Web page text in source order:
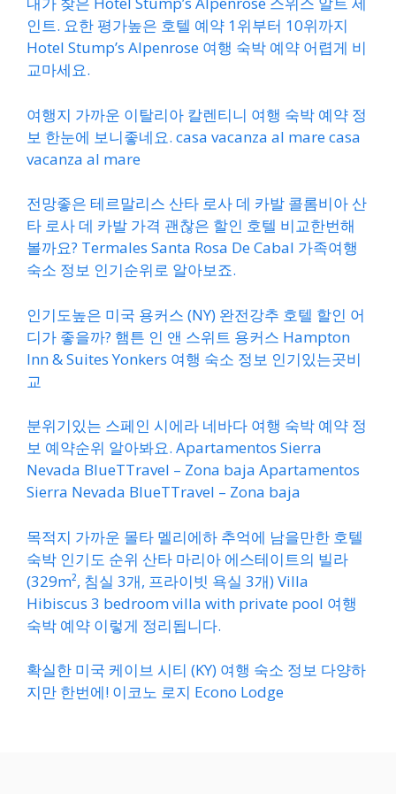
인트. 요한 평가높은 호텔 예약 1위부터 10위까지
Hotel Stump’s Alpenrose 여행 숙박 예약 어렵게 비
교마세요.
여행지 가까운 이탈리아 칼렌티니 여행 숙박 예약 정
보 한눈에 보니좋네요. casa vacanza al mare casa
vacanza al mare
전망좋은 테르말리스 산타 로사 데 카발 콜롬비아 산
타 로사 데 카발 가격 괜찮은 할인 호텔 비교한번해
볼까요? Termales Santa Rosa De Cabal 가족여행
숙소 정보 인기순위로 알아보죠.
인기도높은 미국 용커스 (NY) 완전강추 호텔 할인 어
디가 좋을까? 햄튼 인 앤 스위트 용커스 Hampton
Inn & Suites Yonkers 여행 숙소 정보 인기있는곳비
교
분위기있는 스페인 시에라 네바다 여행 숙박 예약 정
보 예약순위 알아봐요. Apartamentos Sierra
Nevada BlueTTravel – Zona baja Apartamentos
Sierra Nevada BlueTTravel – Zona baja
목적지 가까운 몰타 멜리에하 추억에 남을만한 호텔
숙박 인기도 순위 산타 마리아 에스테이트의 빌라
(329m², 침실 3개, 프라이빗 욕실 3개) Villa
Hibiscus 3 bedroom villa with private pool 여행
숙박 예약 이렇게 정리됩니다.
확실한 미국 케이브 시티 (KY) 여행 숙소 정보 다양하
지만 한번에! 이코노 로지 Econo Lodge